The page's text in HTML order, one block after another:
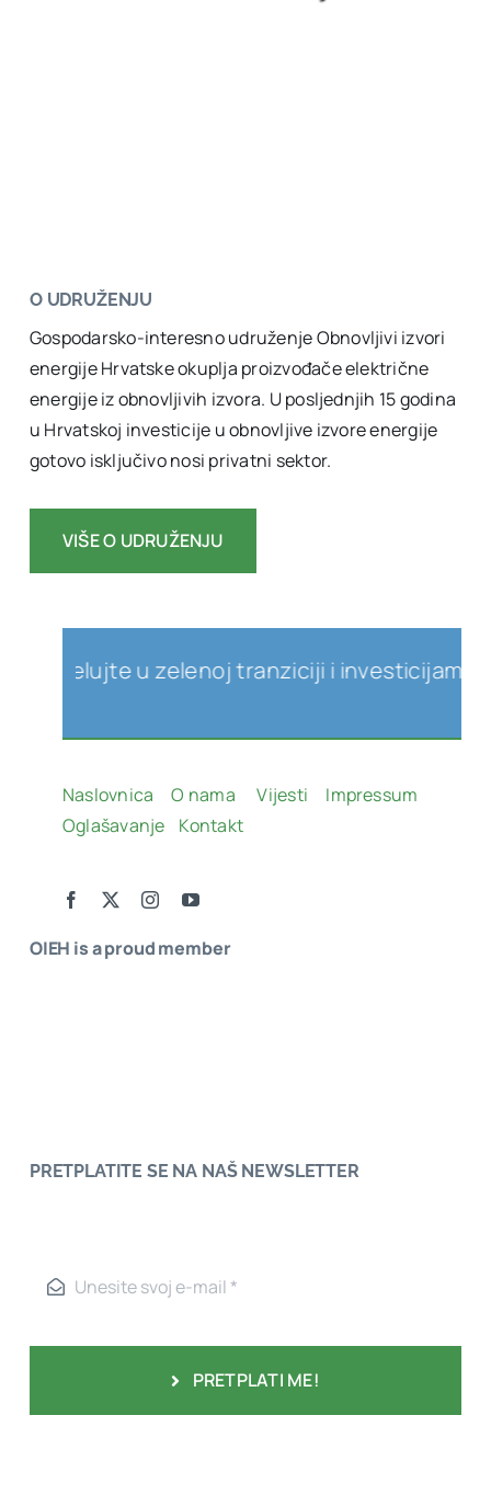
O UDRUŽENJU
Gospodarsko-interesno udruženje Obnovljivi izvori
energije Hrvatske okuplja proizvođače električne
energije iz obnovljivih izvora. U posljednjih 15 godina
u Hrvatskoj investicije u obnovljive izvore energije
gotovo isključivo nosi privatni sektor.
VIŠE O UDRUŽENJU
OIEH is a proud member
PRETPLATITE SE NA NAŠ NEWSLETTER
PRETPLATI ME!
u zelenoj tranziciji i investicijama u
Naslovnica O nama Vijesti
Impressum
Oglašavanje
Kontakt